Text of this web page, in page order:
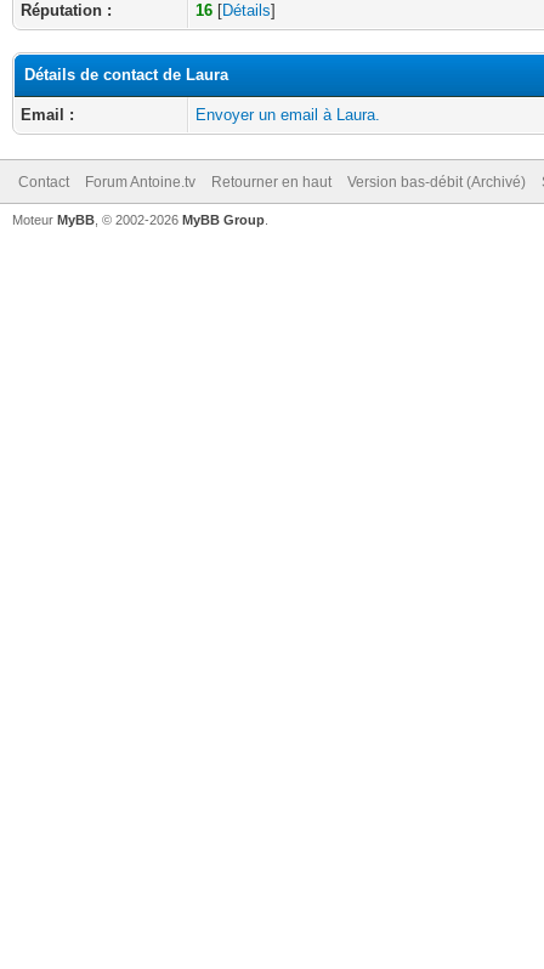
Réputation :
16 [Détails]
Détails de contact de Laura
Email : Envoyer un email à Laura.
Contact Forum Antoine.tv Retourner en haut Version bas-débit (Archivé)
Moteur MyBB , © 2002-2026 MyBB Group